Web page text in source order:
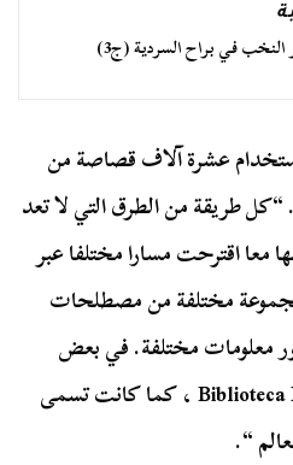
النخب في براح السردية (ج3)
عشرة آلاف قصاصة من
“كل طريقة من الطرق التي لا تعد
اقترحت مسارا مختلفا عبر
مختلفة من مصطلحات
معلومات مختلفة. في بعض
النواحي، كانت Biblioteca Hernandina ، كما كانت تسمى
“.